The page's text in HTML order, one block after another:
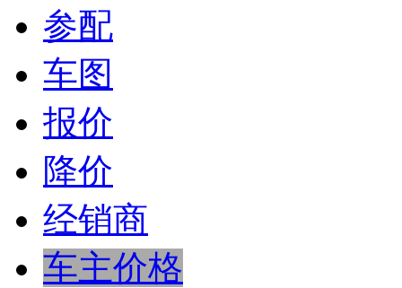
参配
车图
报价
降价
经销商
车主价格